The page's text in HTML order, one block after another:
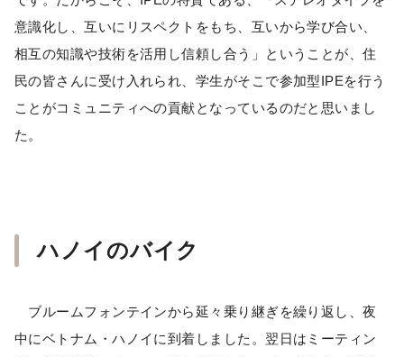
意識化し、互いにリスペクトをもち、互いから学び合い、
相互の知識や技術を活用し信頼し合う」ということが、住
民の皆さんに受け入れられ、学生がそこで参加型IPEを行う
ことがコミュニティへの貢献となっているのだと思いまし
た。
ハノイのバイク
ブルームフォンテインから延々乗り継ぎを繰り返し、夜
中にベトナム・ハノイに到着しました。翌日はミーティン